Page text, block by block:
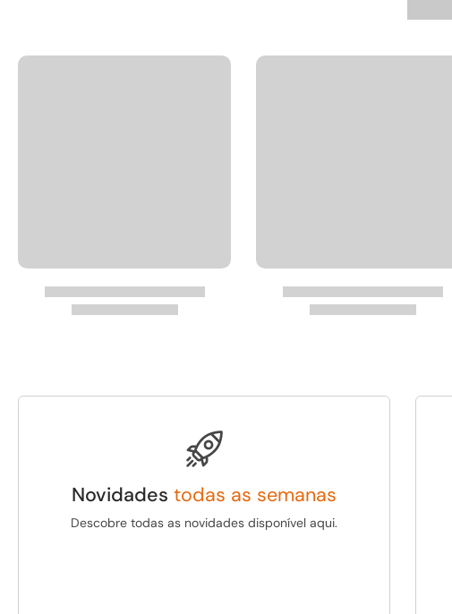
Novidades todas as semanas
Descobre todas as novidades disponível aqui.